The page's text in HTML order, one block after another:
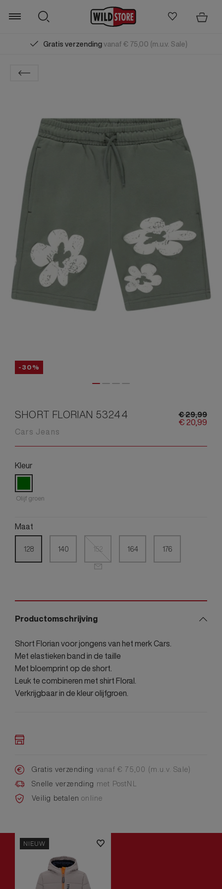
Gratis verzendingvanaf € 75,00 (m.u.v. Sale)
Zoeken
-30%
SHORT FLORIAN 53244
Cars Jeans
€29,99
€20,99
Kleur
Olijf groen
Maat
128 140 152 164 176
Productomschrijving
Short Florian voor jongens van het merk Cars.
Met elastieken band in de taille
Met bloemprint op de short.
Leuk te combineren met shirt Floral.
Verkrijgbaar in de kleur olijfgroen.
Gratis verzending vanaf € 75,00 (m.u.v. Sale)
Snelle verzending met PostNL
Veilig betalenonline
NIEUW